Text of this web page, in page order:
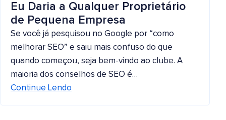
Eu Daria a Qualquer Proprietário
de Pequena Empresa
Se você já pesquisou no Google por “como
melhorar SEO” e saiu mais confuso do que
quando começou, seja bem-vindo ao clube. A
maioria dos conselhos de SEO é…
Continue Lendo